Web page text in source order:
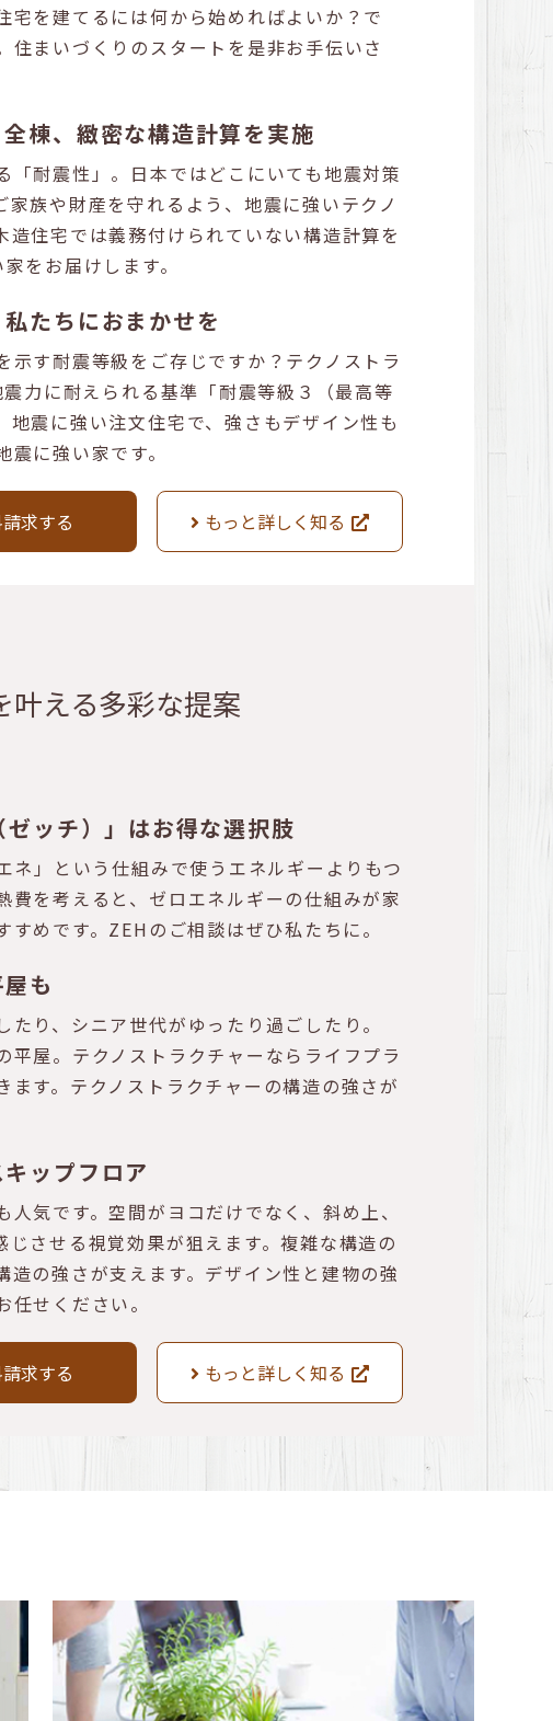
を建てるには何から始めればよいか？で
まいづくりのスタートを是非お手伝いさ
棟、緻密な構造計算を実施
耐震性」。日本ではどこにいても地震対策
族や財産を守れるよう、地震に強いテクノ
住宅では義務付けられていない構造計算を
をお届けします。
たちにおまかせを
す耐震等級をご存じですか？テクノストラ
力に耐えられる基準「耐震等級３（最高等
震に強い注文住宅で、強さもデザイン性も
に強い家です。
求する もっと詳しく知る
える多彩な提案
ッチ）」はお得な選択肢
」という仕組みで使うエネルギーよりもつ
を考えると、ゼロエネルギーの仕組みが家
めです。ZEHのご相談はぜひ私たちに。
も
り、シニア世代がゆったり過ごしたり。
屋。テクノストラクチャーならライフプラ
す。テクノストラクチャーの構造の強さが
ップフロア
気です。空間がヨコだけでなく、斜め上、
させる視覚効果が狙えます。複雑な構造の
の強さが支えます。デザイン性と建物の強
せください。
求する もっと詳しく知る